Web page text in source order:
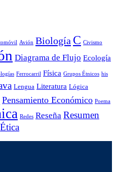
Avión Biología C Civismo
Diagrama de Flujo Ecología
Ferrocarril Física Grupos Étnicos his
Lengua Literatura Lógica
Pensamiento Económico Poema
Redes Reseña Resumen
Ética